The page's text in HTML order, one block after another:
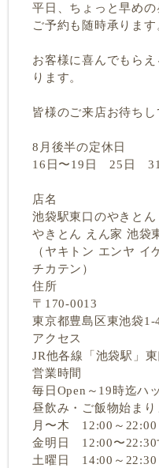
平日、ちょっと早め
ご予約も随時承ります
お客様に喜んでもら
ります。
皆様のご来店お待ちし
8月後半の定休日
16日〜19日 25日
店名
池袋駅東口のやきとん
やきとん えん家 池袋
（ヤキトン エンヤ イ
チカテン）
住所
〒170-0013
東京都豊島区東池袋1-
アクセス
JR他各線「池袋駅」
営業時間
毎日Open～19時迄ハ
昼飲み・ご飯物始まり
月〜木 12:00～22:00
金明日 12:00〜22:30
土曜日 14:00～22:30